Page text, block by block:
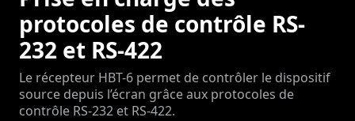
protocoles de contrôle RS-
232 et RS-422
Le récepteur HBT-6 permet de contrôler le dispositif
source depuis l’écran grâce aux protocoles de
contrôle RS-232 et RS-422.